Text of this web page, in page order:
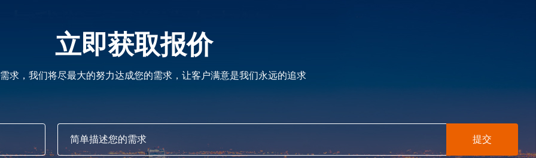
立即获取报价
求，我们将尽最大的努力达成您的需求，让客户满意是我们永远的追求
提交